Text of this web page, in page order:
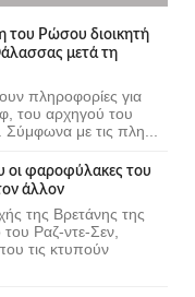
του Ρώσου διοικητή
μετά τη
πληροφορίες για
του αρχηγού του
με τις πλη...
οι φαροφύλακες του
άλλον
της Βρετάνης της
του Ραζ-ντε-Σεν,
τις κτυπούν